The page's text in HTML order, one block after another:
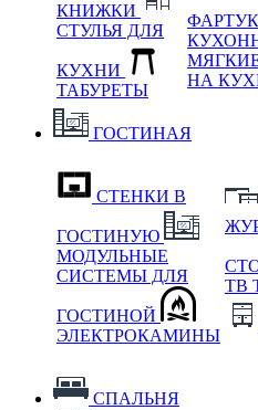
КНИЖКИ
СТУЛЬЯ ДЛЯ
КУХНИ
ТАБУРЕТЫ
НА
ГОСТИНАЯ
СТЕНКИ В
ГОСТИНУЮ
МОДУЛЬНЫЕ
СИСТЕМЫ ДЛЯ
ГОСТИНОЙ
ЭЛЕКТРОКАМИНЫ
ТВ
СПАЛЬНЯ